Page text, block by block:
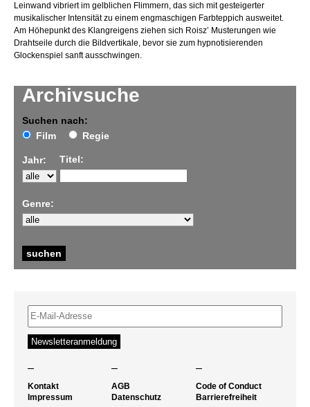
Archivsuche
Suchen nach:
Film
Regie
Jahr: Titel:
Genre:
Leinwand vibriert im gelblichen Flimmern, das sich mit gesteigerter
musikalischer Intensität zu einem engmaschigen Farbteppich ausweitet.
Am Höhepunkt des Klangreigens ziehen sich Roisz’ Musterungen wie
Drahtseile durch die Bildvertikale, bevor sie zum hypnotisierenden
Glockenspiel sanft ausschwingen.
– – –
Kontakt
Impressum
AGB
Datenschutz
Code of Conduct
Barrierefreiheit